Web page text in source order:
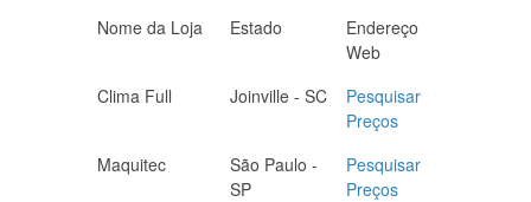
Nome da Loja Estado
Endereço
Web
Clima Full
Joinville - SC
Pesquisar
Preços
Maquitec
São Paulo -
SP
Pesquisar
Preços